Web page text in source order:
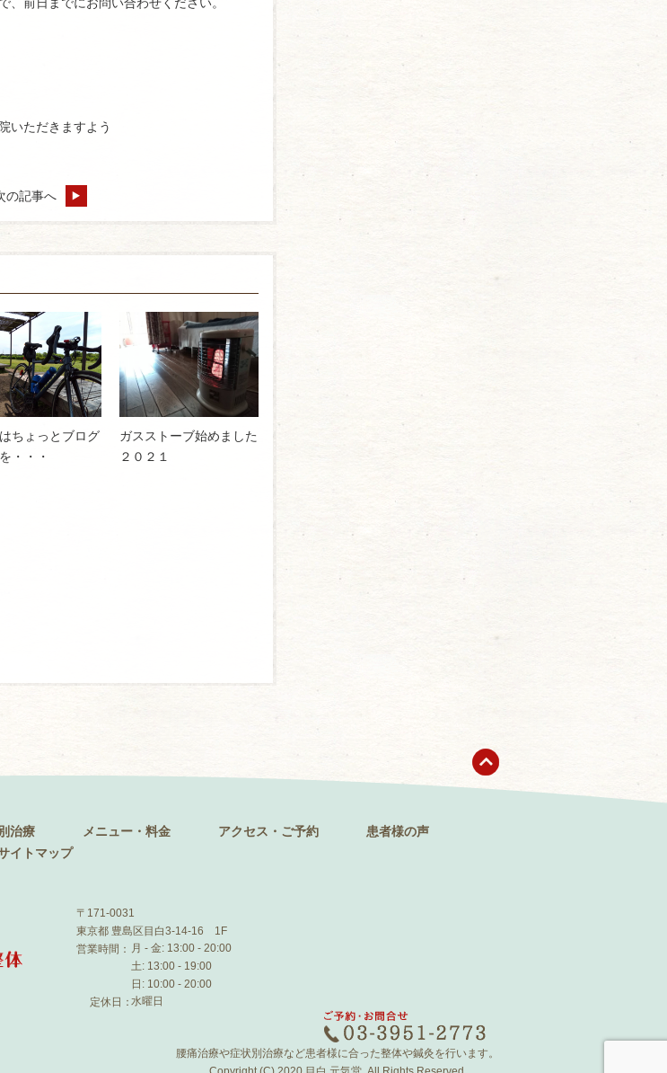
いただきますよう
の記事へ
ちょっとブログ
・・・
ガスストーブ始めました
２０２１
治療 メニュー・料金 アクセス・ご予約
患者様の声
イトマップ
〒171-0031
東京都 豊島区目白3-14-16 1F
営業時間： 月 - 金: 13:00 - 20:00
土: 13:00 - 19:00
日: 10:00 - 20:00
定休日：水曜日
腰痛治療や症状別治療など患者様に合った整体や鍼灸を行います。